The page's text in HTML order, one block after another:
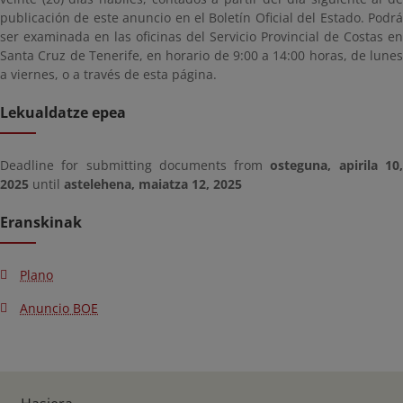
publicación de este anuncio en el Boletín Oficial del Estado. Podrá
ser examinada en las oficinas del Servicio Provincial de Costas en
Santa Cruz de Tenerife, en horario de 9:00 a 14:00 horas, de lunes
a viernes, o a través de esta página.
Lekualdatze epea
Deadline for submitting documents fromosteguna, apirila 10,
2025 until astelehena, maiatza 12, 2025
Eranskinak
Plano
Anuncio BOE